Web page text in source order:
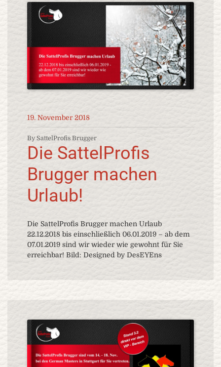
19. November 2018
By SattelProfis Brugger
Die SattelProfis
Brugger machen
Urlaub!
Die SattelProfis Brugger machen Urlaub
22.12.2018 bis einschließlich 06.01.2019 – ab dem
07.01.2019 sind wir wieder wie gewohnt für Sie
erreichbar! Bild: Designed by DesEYEns